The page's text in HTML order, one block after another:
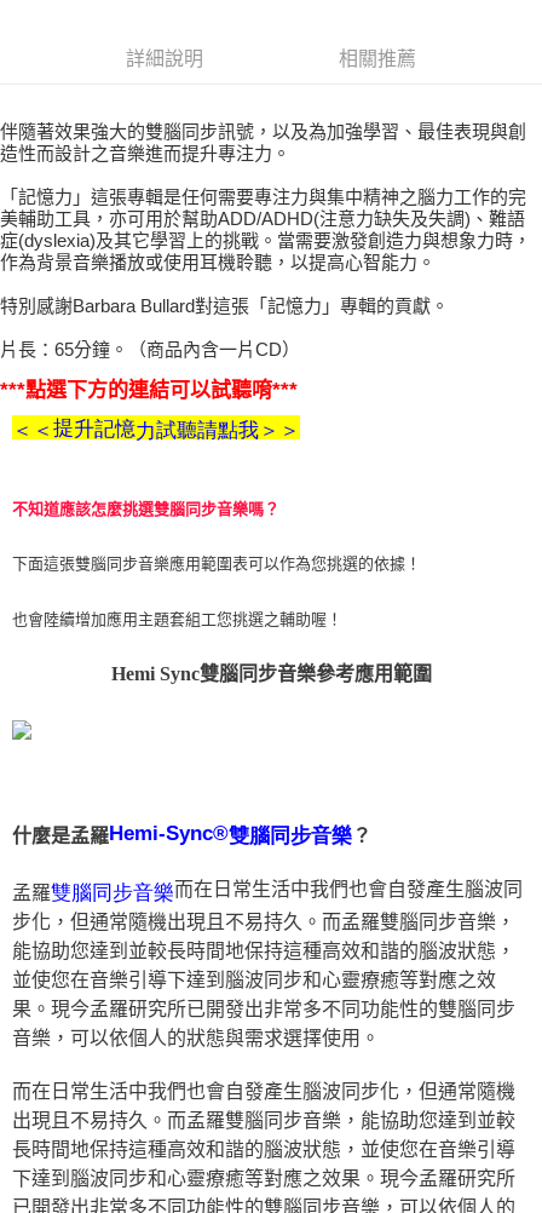
每筆NT$80，滿NT$3,000(含以上)免運費
每筆NT$80，滿NT$3,000(含以上)免運費
付款後門市自取
免運費
詳細說明 相關推薦
伴隨著效果強大的雙腦同步訊號，以及為加強學習、最佳表現與創
造性而設計之音樂進而提升專注力。
「記憶力」這張專輯是任何需要專注力與集中精神之腦力工作的完
美輔助工具，亦可用於幫助ADD/ADHD(注意力缺失及失調)、難語
症(dyslexia)及其它學習上的挑戰。當需要激發創造力與想象力時，
作為背景音樂播放或使用耳機聆聽，以提高心智能力。
特別感謝Barbara Bullard對這張「記憶力」專輯的貢獻。
片長：65分鐘。（商品內含一片CD）
***點選下方的連結可以試聽唷***
＜＜ 提升記憶力試聽請點我＞＞
不知道應該怎麼挑選雙腦同步音樂嗎？
下面這張雙腦同步音樂應用範圍表可以作為您挑選的依據！
也會陸續增加應用主題套組工您挑選之輔助喔！
Hemi Sync雙腦同步音樂參考應用範圍
什麼是孟羅Hemi-Sync®雙腦同步音樂 ？
孟羅雙腦同步音樂而在日常生活中我們也會自發產生腦波同
步化，但通常隨機出現且不易持久。而孟羅雙腦同步音樂，
能協助您達到並較長時間地保持這種高效和諧的腦波狀態，
並使您在音樂引導下達到腦波同步和心靈療癒等對應之效
果。現今孟羅研究所已開發出非常多不同功能性的雙腦同步
音樂，可以依個人的狀態與需求選擇使用。
而在日常生活中我們也會自發產生腦波同步化，但通常隨機
出現且不易持久。而孟羅雙腦同步音樂，能協助您達到並較
長時間地保持這種高效和諧的腦波狀態，並使您在音樂引導
下達到腦波同步和心靈療癒等對應之效果。現今孟羅研究所
已開發出非常多不同功能性的雙腦同步音樂，可以依個人的